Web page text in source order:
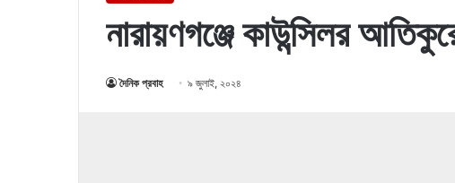
নারায়ণগঞ্জে কাউন্সিলর
দৈনিক প্রবাহ ৯ জুলাই, ২০২৪